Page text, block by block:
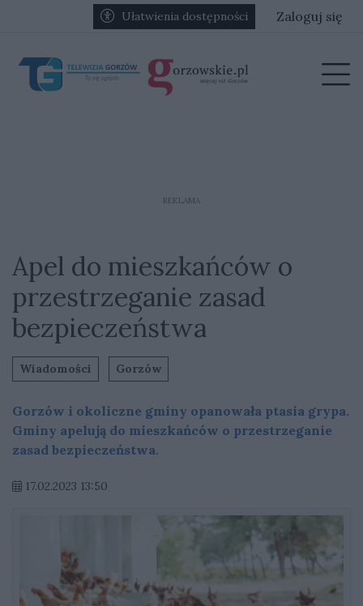
Przejdź do głównych treści
Przejdź do głównego menuUłatwienia dostępności Zaloguj się
REKLAMA
Apel do mieszkańców o
przestrzeganie zasad
bezpieczeństwa
Wiadomości Gorzów
Gorzów i okoliczne gminy opanowała ptasia grypa.
Gminy apelują do mieszkańców o przestrzeganie
zasad bezpieczeństwa.
17.02.2023 13:50